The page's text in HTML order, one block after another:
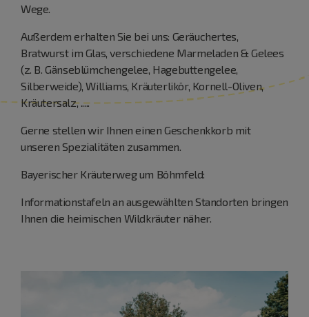
Wege.
Außerdem erhalten Sie bei uns: Geräuchertes,
Bratwurst im Glas, verschiedene Marmeladen & Gelees
(z. B. Gänseblümchengelee, Hagebuttengelee,
Silberweide), Williams, Kräuterlikör, Kornell-Oliven,
Kräutersalz, .....
Gerne stellen wir Ihnen einen Geschenkkorb mit
unseren Spezialitäten zusammen.
Bayerischer Kräuterweg um Böhmfeld:
Informationstafeln an ausgewählten Standorten bringen
Ihnen die heimischen Wildkräuter näher.